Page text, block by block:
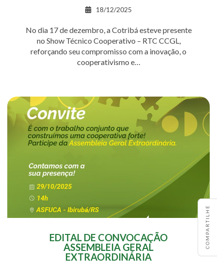
COMPARTILHE
18/12/2025
No dia 17 de dezembro, a Cotribá esteve presente
no Show Técnico Cooperativo – RTC CCGL,
reforçando seu compromisso com a inovação, o
cooperativismo e…
EDITAL DE CONVOCAÇÃO
ASSEMBLEIA GERAL
EXTRAORDINÁRIA